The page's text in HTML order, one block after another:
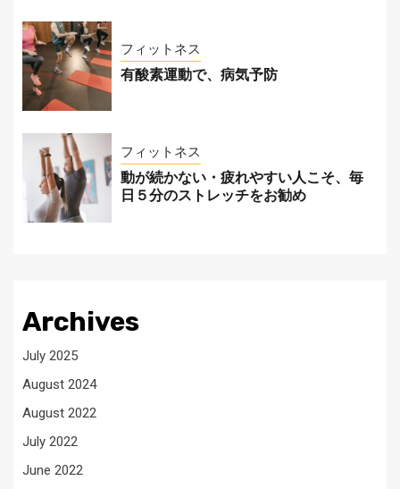
フィットネス
有酸素運動で、病気予防
フィットネス
動が続かない・疲れやすい人こそ、毎
日５分のストレッチをお勧め
Archives
July 2025
August 2024
August 2022
July 2022
June 2022